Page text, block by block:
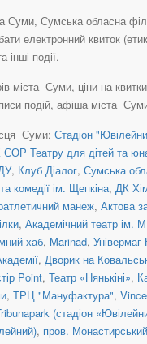
Суми, Сумська обласна
електронний квиток
інші події.
міста Суми, ціни на
подій, афіша міста
Суми: Стадіон
СОР Театру для дітей та
, Клуб Діалог, Сумська
комедії ім. Щепкіна, ДК
манеж, Актова
, Академічний театр ім.
хаб, Marinad, Універмаг
, Дворик на
Point, Театр «Нянькіні»,
, ТРЦ "Мануфактура",
(стадіон
, пров. Монастирський